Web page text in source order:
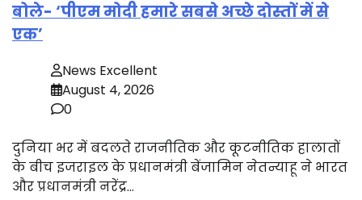
बोले- ‘पीएम मोदी हमारे सबसे अच्छे दोस्तों में से
एक’
News Excellent
August 4, 2026
0
दुनिया भर में बदलते राजनीतिक और कूटनीतिक हालातों
के बीच इजराइल के प्रधानमंत्री बेंजामिन नेतन्याहू ने भारत
और प्रधानमंत्री नरेंद्र…